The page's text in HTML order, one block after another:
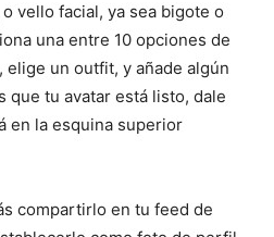
vello facial, ya sea bigote o
una entre 10 opciones de
un outfit, y añade algún
que tu avatar está listo, dale
en la esquina superior
compartirlo en tu feed de